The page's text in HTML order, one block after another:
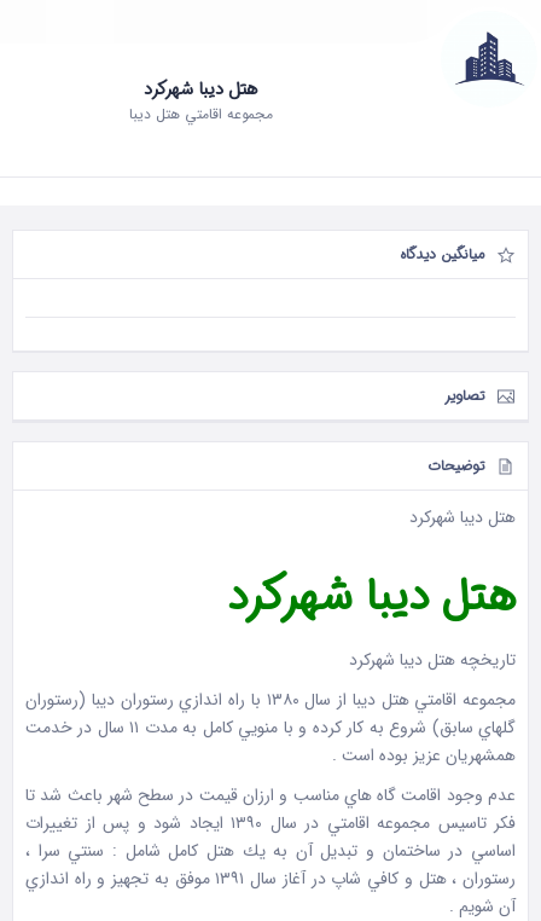
هتل دیبا شهرکرد
مجموعه اقامتي هتل دیبا
میانگین دیدگاه
تصاویر
توضیحات
هتل دیبا شهرکرد
هتل دیبا شهرکرد
تاريخچه هتل ديبا شهرکرد
مجموعه اقامتي هتل دیبا از سال ۱۳۸۰ با راه اندازي رستوران ديبا (رستوران
گلهاي سابق) شروع به كار كرده و با منويي كامل به مدت ۱۱ سال در خدمت
همشهريان عزيز بوده است .
عدم وجود اقامت گاه هاي مناسب و ارزان قيمت در سطح شهر باعث شد تا
فكر تاسيس مجموعه اقامتي در سال ۱۳۹۰ ايجاد شود و پس از تغييرات
اساسي در ساختمان و تبديل آن به يك هتل كامل شامل : سنتي سرا ،
رستوران ، هتل و كافي شاپ در آغاز سال ۱۳۹۱ موفق به تجهيز و راه اندازي
آن شويم .